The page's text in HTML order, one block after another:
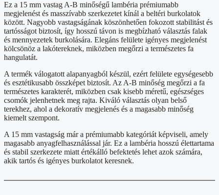
Ez a 15 mm vastag A-B minőségű lambéria prémiumabb
megjelenést és masszívabb szerkezetet kínál a beltéri burkolatok
között. Nagyobb vastagságának köszönhetően fokozott stabilitást és
tartósságot biztosít, így hosszú távon is megbízható választás falak
és mennyezetek burkolására. Elegáns felülete igényes megjelenést
kölcsönöz a lakótereknek, miközben megőrzi a természetes fa
hangulatát.
A termék válogatott alapanyagból készül, ezért felülete egységesebb
és esztétikusabb összképet biztosít. Az A-B minőség megőrzi a fa
természetes karakterét, miközben csak kisebb méretű, egészséges
csomók jelenhetnek meg rajta. Kiváló választás olyan belső
terekhez, ahol a dekoratív megjelenés és a magasabb minőség
kiemelt szempont.
A 15 mm vastagság már a prémiumabb kategóriát képviseli, amely
magasabb anyagfelhasználással jár. Ez a lambéria hosszú élettartama
és stabil szerkezete miatt értékálló befektetés lehet azok számára,
akik tartós és igényes burkolatot keresnek.